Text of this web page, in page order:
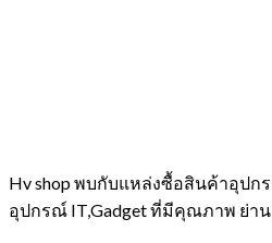
Hv shop พบกับแหล่งซื้อสินค้าอุปก
อุปกรณ์ IT,Gadget ที่มีคุณภาพ ย่า